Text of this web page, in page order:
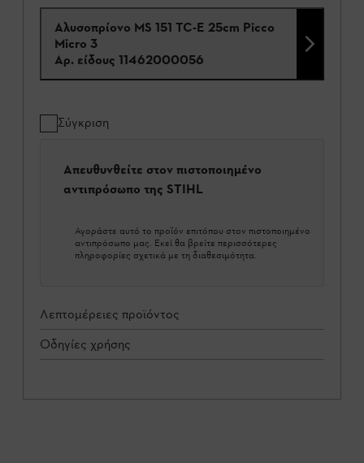
Αλυσοπρίονο MS 151 TC-E 25cm Picco
Micro 3
Αρ. είδους 11462000056
Σύγκριση
Απευθυνθείτε στον πιστοποιημένο
αντιπρόσωπο της STIHL
Αγοράστε αυτό το προϊόν επιτόπου στον πιστοποιημένο
αντιπρόσωπο μας. Εκεί θα βρείτε περισσότερες
πληροφορίες σχετικά με τη διαθεσιμότητα.
Λεπτομέρειες προϊόντος
Οδηγίες χρήσης